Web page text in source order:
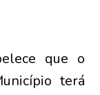
que o
terá